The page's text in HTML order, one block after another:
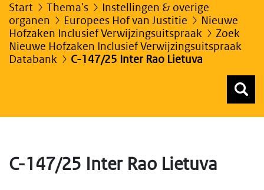
Start Thema's
Instellingen & overige
organen
Europees Hof van Justitie
Nieuwe
Hofzaken Inclusief Verwijzingsuitspraak
Zoek
Nieuwe Hofzaken Inclusief Verwijzingsuitspraak
Databank
C-147/25 Inter Rao Lietuva
C-147/25 Inter Rao Lietuva